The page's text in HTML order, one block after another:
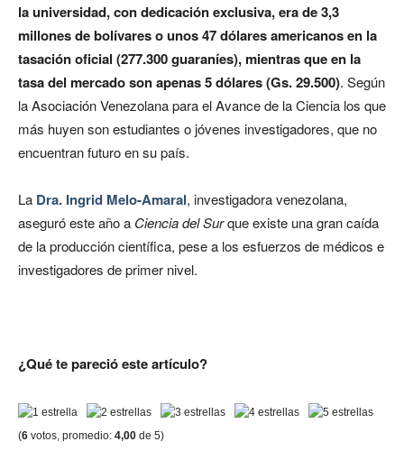
la universidad, con dedicación exclusiva, era de 3,3
millones de bolívares o unos 47 dólares americanos en la
tasación oficial (277.300 guaraníes), mientras que en la
tasa del mercado son apenas 5 dólares (Gs. 29.500). Según
la Asociación Venezolana para el Avance de la Ciencia los que
más huyen son estudiantes o jóvenes investigadores, que no
encuentran futuro en su país.
La Dra. Ingrid Melo-Amaral, investigadora venezolana,
aseguró este año a Ciencia del Surque existe una gran caída
de la producción científica, pese a los esfuerzos de médicos e
investigadores de primer nivel.
¿Qué te pareció este artículo?
(6 votos, promedio: 4,00 de 5)